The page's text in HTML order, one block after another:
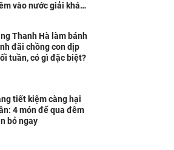
vào nước giải khát
Thanh Hà làm bánh
đãi chồng con dịp
tuần, có gì đặc biệt?
tiết kiệm càng hại
4 món để qua đêm
bỏ ngay